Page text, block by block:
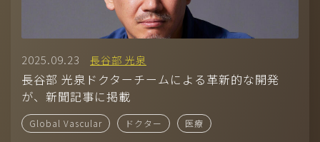
モデル（国籍、男女、年齢問わず）採用中！お気軽に応募くださ
2025.09.23 長谷部 光泉
長谷部 光泉ドクターチームによる革新的な開発
が、新聞記事に掲載
Global Vascular ドクター 医療